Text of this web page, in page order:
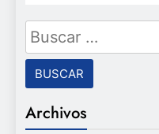
Buscar:
Archivos